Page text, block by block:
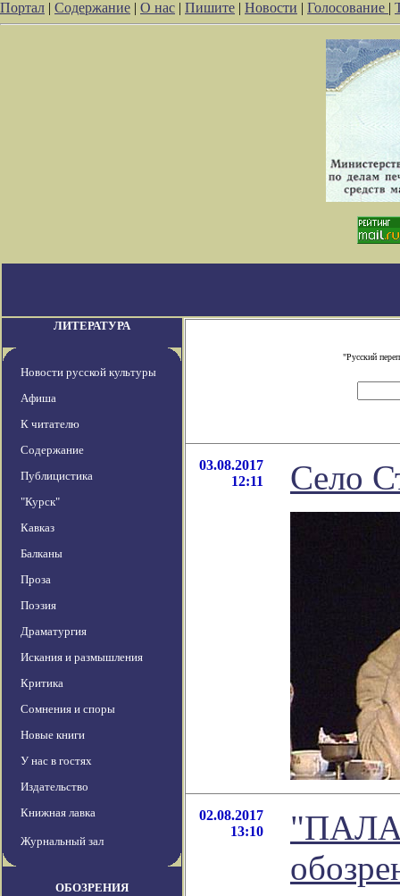
Портал | Содержание | О нас | Пишите | Новости | Голосование |
ЛИТЕРАТУРА
Новости русской культуры
Афиша
К читателю
Содержание
Публицистика
"Курск"
Кавказ
Балканы
Проза
Поэзия
Драматургия
Искания и размышления
Критика
Сомнения и споры
Новые книги
У нас в гостях
Издательство
Книжная лавка
Журнальный зал
ОБОЗРЕНИЯ
"Русский
03.08.2017
12:11
Село
02.08.2017
13:10